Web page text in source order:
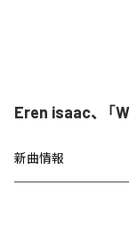
Eren isaac、「
新曲情報